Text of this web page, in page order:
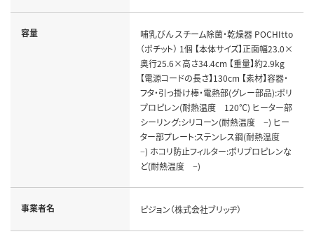
容量
哺乳びん スチーム除菌・乾燥器 POCHItto
（ポチット） 1個 【本体サイズ】正面幅23.0×
奥行25.6×高さ34.4cm 【重量】約2.9kg
【電源コードの長さ】130cm 【素材】容器・
フタ・引っ掛け棒・電熱部(グレー部品):ポリ
プロピレン(耐熱温度 120℃) ヒーター部
シーリング:シリコーン(耐熱温度 −) ヒー
ター部プレート:ステンレス鋼(耐熱温度
−) ホコリ防止フィルター:ポリプロピレンな
ど(耐熱温度 −)
事業者名 ピジョン（株式会社ブリッヂ）